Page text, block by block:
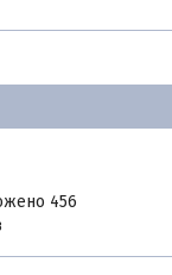
456